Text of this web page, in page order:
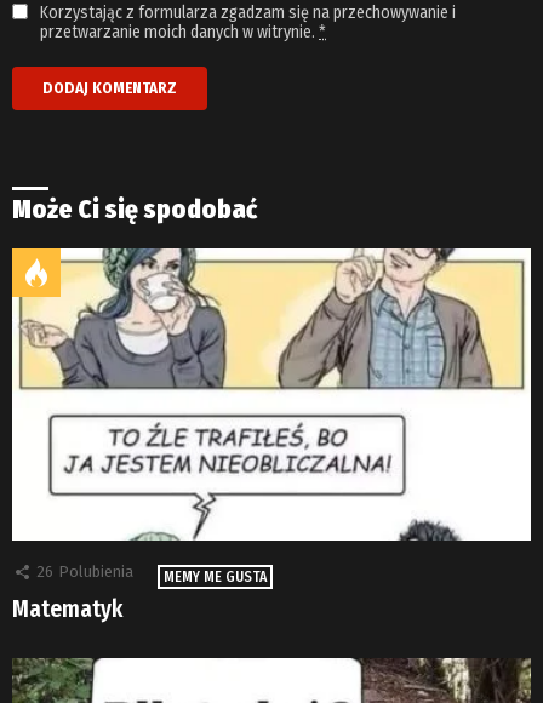
Korzystając z formularza zgadzam się na przechowywanie i
przetwarzanie moich danych w witrynie. *
Może Ci się spodobać
26 Polubienia MEMY ME GUSTA
Matematyk